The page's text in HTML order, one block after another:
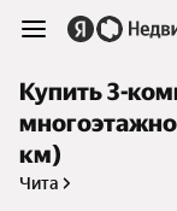
Купить 3-
км)
Чита